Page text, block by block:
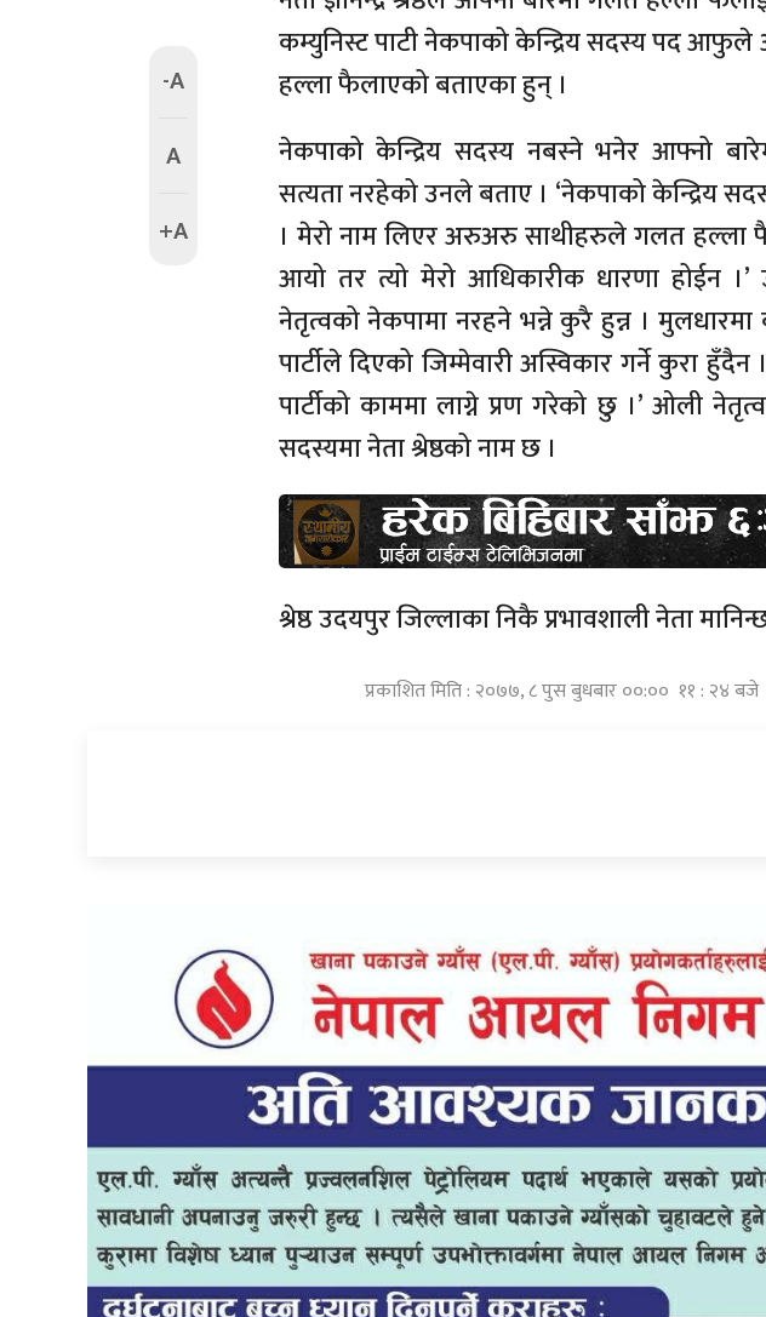
-A
A
+A
कम्युनिस्ट पाटी नेकपाको केन्द्रिय सदस्य पद
हल्ला फैलाएको बताएका हुन् ।
नेकपाको केन्द्रिय सदस्य नबस्ने भनेर आफ्नो
सत्यता नरहेको उनले बताए । ‘नेकपाको केन्द्रिय
। मेरो नाम लिएर अरुअरु साथीहरुले गलत हल्ला
आयो तर त्यो मेरो आधिकारीक धारणा होईन
नेतृत्वको नेकपामा नरहने भन्ने कुरै हुन्न ।
पार्टीले दिएको जिम्मेवारी अस्विकार गर्ने कुरा
पार्टीको काममा लाग्ने प्रण गरेको छु ।’ ओली
सदस्यमा नेता श्रेष्ठको नाम छ ।
श्रेष्ठ उदयपुर जिल्लाका निकै प्रभावशाली नेता
प्रकाशित मिति : २०७७, ८ पुस बुधबार ००:०० ११ : २४ बजे